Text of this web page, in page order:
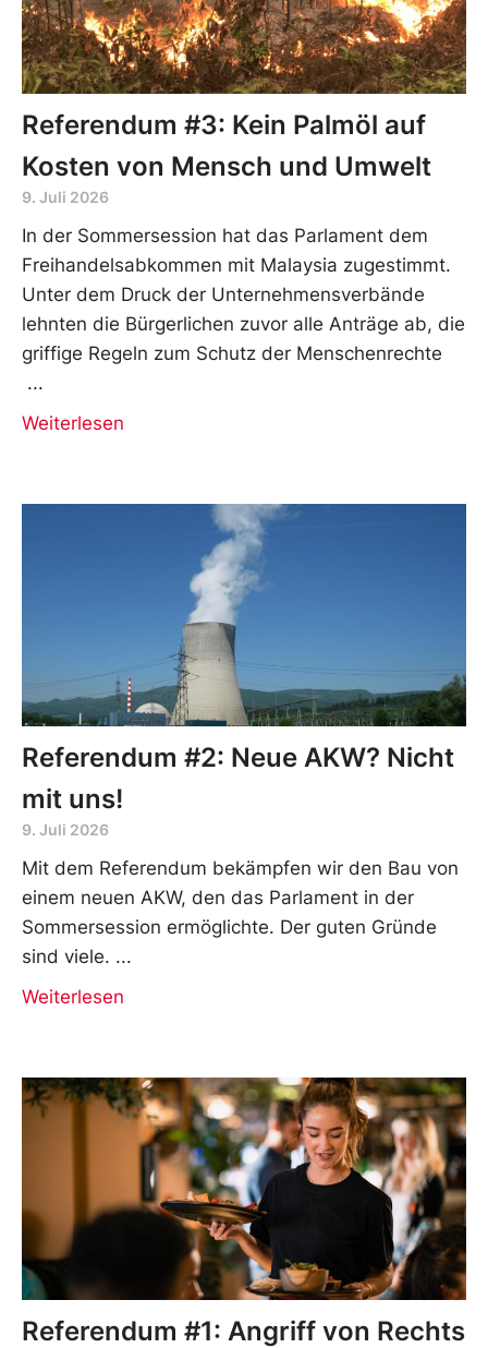
Referendum #3: Kein Palmöl auf
Kosten von Mensch und Umwelt
9. Juli 2026
In der Sommersession hat das Parlament dem
Freihandelsabkommen mit Malaysia zugestimmt.
Unter dem Druck der Unternehmensverbände
lehnten die Bürgerlichen zuvor alle Anträge ab, die
griffige Regeln zum Schutz der Menschenrechte
Weiterlesen
Referendum #2: Neue AKW? Nicht
mit uns!
9. Juli 2026
Mit dem Referendum bekämpfen wir den Bau von
einem neuen AKW, den das Parlament in der
Sommersession ermöglichte. Der guten Gründe
sind viele.
Weiterlesen
Referendum #1: Angriff von Rechts